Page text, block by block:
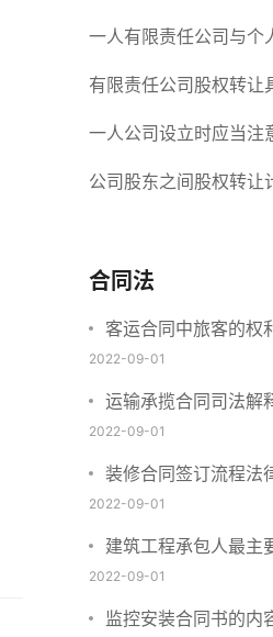
融资券？一起来了解一
一人有限责任公司与个
区别 这些知识你都知
有限责任公司股权转让
式？来了解下这五种形
一人公司设立时应当注意
人公司的特征
公司股东之间股权转让
合什么要件？
合同法
客运合同中旅客的权利
要包括这些内容
2022-09-01
运输承揽合同司法解释 运输合同
承运人的义务有哪些
2022-09-01
装修合同签订流程法
师解答
2022-09-01
建筑工程承包人最主
承包合同内容介绍
2022-09-01
监控安装合同书的内容